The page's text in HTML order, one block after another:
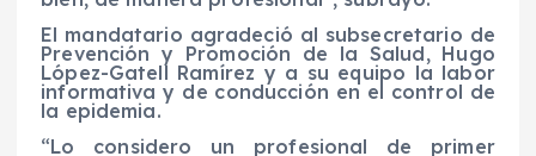
El mandatario agradeció al subsecretario de
Prevención y Promoción de la Salud, Hugo
López-Gatell Ramírez y a su equipo la labor
informativa y de conducción en el control de
la epidemia.
“Lo considero un profesional de primer